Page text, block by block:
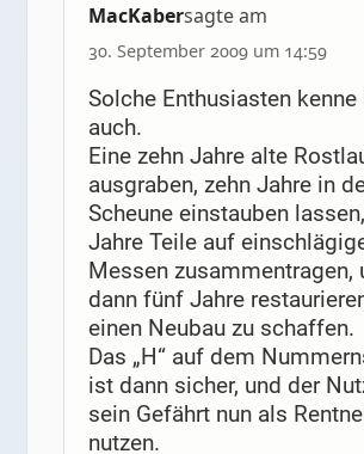
MacKabersagte am
30. September 2009 um 14:59
Solche Enthusiasten kenne
auch.
Eine zehn Jahre alte
ausgraben, zehn Jahre in
Scheune einstauben
Jahre Teile auf
Messen zusammentragen,
dann fünf Jahre
einen Neubau zu schaffen.
Das „H“ auf dem
ist dann sicher, und der
sein Gefährt nun als
nutzen.